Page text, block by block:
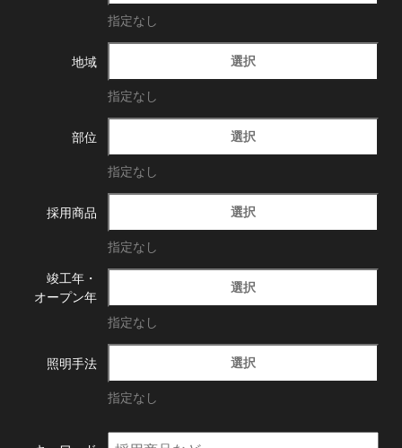
指定なし
地域 選択
指定なし
部位 選択
指定なし
採用商品 選択
指定なし
竣工年・
オープン年
選択
指定なし
照明手法 選択
指定なし